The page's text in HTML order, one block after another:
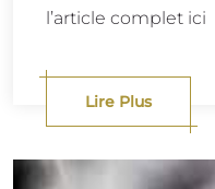
l’article complet ici
Lire Plus